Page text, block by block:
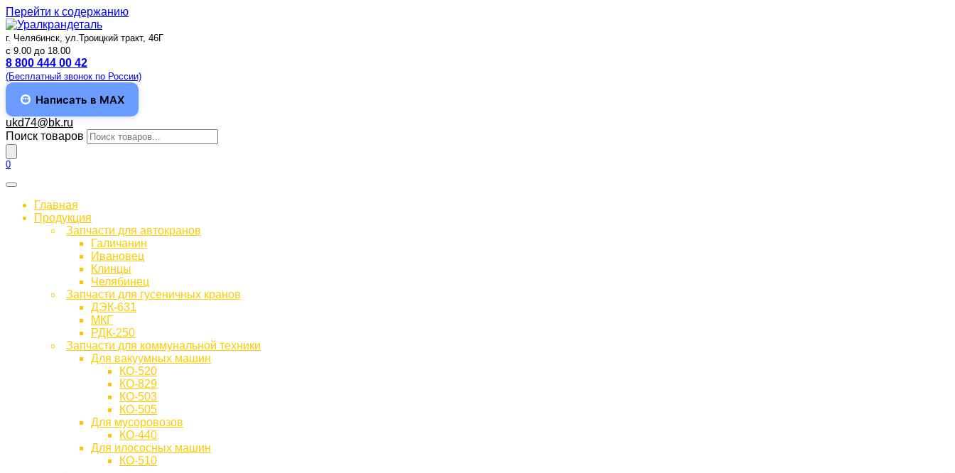
Перейти к содержанию
г. Челябинск, ул.Троицкий тракт, 46Г
c 9.00 до 18.00
8 800 444 00 42
(Бесплатный звонок по России)
Написать в MAX
ukd74@bk.ru
Поиск товаров
0
Главная
Продукция
Запчасти для автокранов
Галичанин
Ивановец
Клинцы
Челябинец
Запчасти для гусеничных кранов
ДЭК-631
МКГ
РДК-250
Запчасти для коммунальной техники
Для вакуумных машин
КО-520
КО-829
КО-503
КО-505
Для мусоровозов
КО-440
Для илососных машин
КО-510